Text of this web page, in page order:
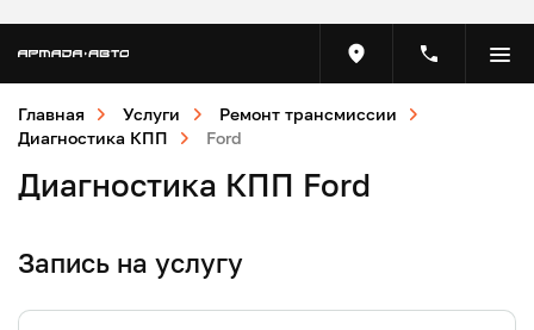
Главная Услуги
Ремонт трансмиссии
Диагностика КПП
Ford
Диагностика КПП Ford
Запись на услугу